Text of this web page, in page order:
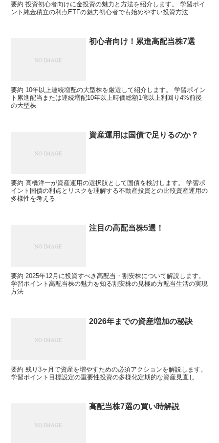
要約 投資初心者向けに金投資の魅力と方法を紹介します。 学習ポイ
ント純金積立の利点ETFの魅力初心者でも始めやすい投資方法
初心者向け！累進高配当株7選
要約 10年以上連続増配の大型株を厳選して紹介します。 学習ポイン
ト累進配当または連続増配10年以上時価総額1億以上利回り4%前後
の大型株
資産運用は国債で足りるのか？
要約 高橋洋一が資産運用の選択肢として国債を検討します。 学習ポ
イント国債の利点とリスクを理解する不動産投資との比較資産運用の
多様性を考える
注目の高配当株5選！
要約 2025年12月に投資すべき高配当・割安株について解説します。
学習ポイント高配当株の魅力を知る割安株の見極め方配当生活の実現
方法
2026年までの資産増加の秘訣
要約 残り3ヶ月で資産を増やすための必須アクションを解説します。
学習ポイント目標設定の重要性投資の多様化定期的な資産見直し
高配当株7選の買い時解説